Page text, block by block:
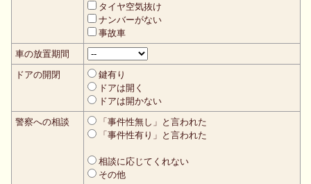
タイヤ空気抜け
ナンバーがない
事故車
車の放置期間
ドアの開閉
鍵有り
ドアは開く
ドアは開かない
警察への相談
「事件性無し」と言われた
「事件性有り」と言われた
相談に応じてくれない
その他